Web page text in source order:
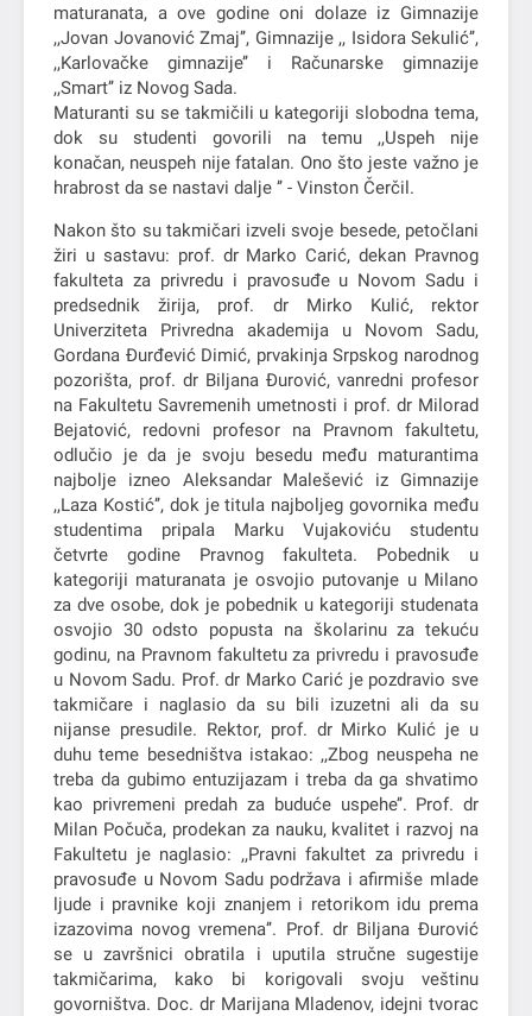
maturanata, a ove godine oni dolaze iz Gimnazije
,,Jovan Jovanović Zmaj’’, Gimnazije ,, Isidora Sekulić’’,
,,Karlovačke gimnazije’’ i Računarske gimnazije
,,Smart’’ iz Novog Sada.
Maturanti su se takmičili u kategoriji slobodna tema,
dok su studenti govorili na temu ,,Uspeh nije
konačan, neuspeh nije fatalan. Ono što jeste važno je
hrabrost da se nastavi dalje ’’ - Vinston Čerčil.
Nakon što su takmičari izveli svoje besede, petočlani
žiri u sastavu: prof. dr Marko Carić, dekan Pravnog
fakulteta za privredu i pravosuđe u Novom Sadu i
predsednik žirija, prof. dr Mirko Kulić, rektor
Univerziteta Privredna akademija u Novom Sadu,
Gordana Đurđević Dimić, prvakinja Srpskog narodnog
pozorišta, prof. dr Biljana Đurović, vanredni profesor
na Fakultetu Savremenih umetnosti i prof. dr Milorad
Bejatović, redovni profesor na Pravnom fakultetu,
odlučio je da je svoju besedu među maturantima
najbolje izneo Aleksandar Malešević iz Gimnazije
,,Laza Kostić’’, dok je titula najboljeg govornika među
studentima pripala Marku Vujakoviću studentu
četvrte godine Pravnog fakulteta. Pobednik u
kategoriji maturanata je osvojio putovanje u Milano
za dve osobe, dok je pobednik u kategoriji studenata
osvojio 30 odsto popusta na školarinu za tekuću
godinu, na Pravnom fakultetu za privredu i pravosuđe
u Novom Sadu. Prof. dr Marko Carić je pozdravio sve
takmičare i naglasio da su bili izuzetni ali da su
nijanse presudile. Rektor, prof. dr Mirko Kulić je u
duhu teme besedništva istakao: ,,Zbog neuspeha ne
treba da gubimo entuzijazam i treba da ga shvatimo
kao privremeni predah za buduće uspehe’’. Prof. dr
Milan Počuča, prodekan za nauku, kvalitet i razvoj na
Fakultetu je naglasio: ,,Pravni fakultet za privredu i
pravosuđe u Novom Sadu podržava i afirmiše mlade
ljude i pravnike koji znanjem i retorikom idu prema
izazovima novog vremena’’. Prof. dr Biljana Đurović
se u završnici obratila i uputila stručne sugestije
takmičarima, kako bi korigovali svoju veštinu
govorništva. Doc. dr Marijana Mladenov, idejni tvorac